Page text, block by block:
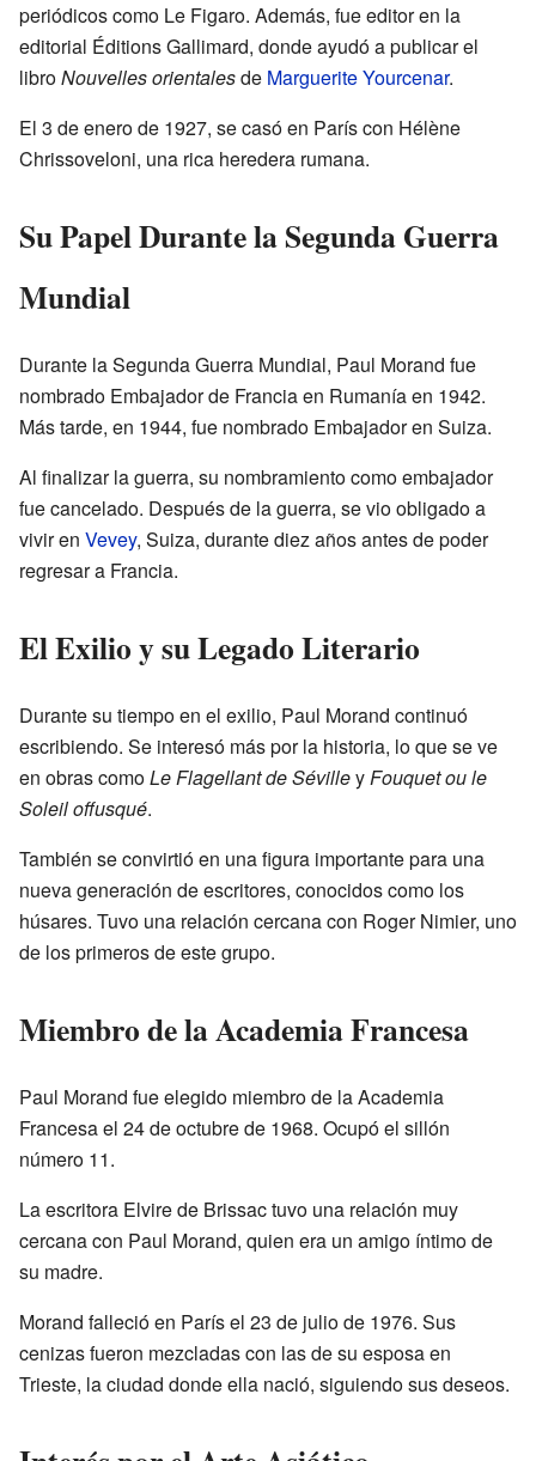
periódicos como Le Figaro. Además, fue editor en la
editorial Éditions Gallimard, donde ayudó a publicar el
libroNouvelles orientalesde Marguerite Yourcenar.
El 3 de enero de 1927, se casó en París con Hélène
Chrissoveloni, una rica heredera rumana.
Su Papel Durante la Segunda Guerra
Mundial
Durante la Segunda Guerra Mundial, Paul Morand fue
nombrado Embajador de Francia en Rumanía en 1942.
Más tarde, en 1944, fue nombrado Embajador en Suiza.
Al finalizar la guerra, su nombramiento como embajador
fue cancelado. Después de la guerra, se vio obligado a
vivir en Vevey, Suiza, durante diez años antes de poder
regresar a Francia.
El Exilio y su Legado Literario
Durante su tiempo en el exilio, Paul Morand continuó
escribiendo. Se interesó más por la historia, lo que se ve
en obras comoLe Flagellant de SévilleyFouquet ou le
Soleil offusqué.
También se convirtió en una figura importante para una
nueva generación de escritores, conocidos como los
húsares. Tuvo una relación cercana con Roger Nimier, uno
de los primeros de este grupo.
Miembro de la Academia Francesa
Paul Morand fue elegido miembro de la Academia
Francesa el 24 de octubre de 1968. Ocupó el sillón
número 11.
La escritora Elvire de Brissac tuvo una relación muy
cercana con Paul Morand, quien era un amigo íntimo de
su madre.
Morand falleció en París el 23 de julio de 1976. Sus
cenizas fueron mezcladas con las de su esposa en
Trieste, la ciudad donde ella nació, siguiendo sus deseos.